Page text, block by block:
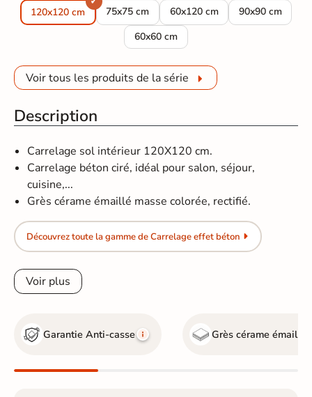
120x120 cm 75x75 cm
Carrelage sol effet béton Concretum Blanc
60x120 cm
Carrelage sol effet béton
90x90 cm
Carrelage sol
60x60 cm
Carrelage sol effet béton Concretum
Voir tous les produits de la série
Description
Carrelage sol intérieur 120X120 cm.
Carrelage béton ciré, idéal pour salon, séjour,
cuisine,...
Grès cérame émaillé masse colorée, rectifié.
Découvrez toute la gamme de Carrelage effet béton
Voir plus
Garantie Anti-casse Grès cérame émaillé